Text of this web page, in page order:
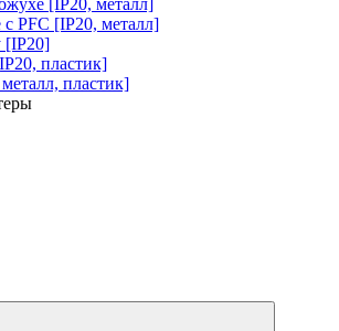
PFC [IP20, металл]
[IP20]
пластик]
пластик]